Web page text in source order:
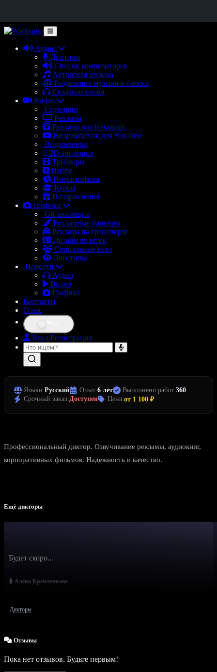
Аудио
Дикторы
Список композиторов
Авторская музыка
Разделение музыки и голоса
Создание песен
Видео
Сценарии
Реклама
Реклама для Instagram
Видеомонтаж для YouTube
Видеоклипы
2D анимация
Трейлеры
Интро
Инфографика
Курсы
Поздравления
Графика
Gif-анимация
Рекламные баннеры
Реклама на транспорте
Дизайн визиток
Социальные сети
Логотипы
Новости
Аудио
Видео
Графика
Контакты
О нас
Вход/Регистрация
Языки:Русский Опыт:6 лет Выполнено работ:360
Срочный заказ:Доступен Цена:от 1 100 ₽
Профессиональный диктор. Озвучивание рекламы, аудиокниг,
корпоративных фильмов. Надежность и качество.
Ещё дикторы
Алёна Кремленкова
Будет скоро...
Дикторы
Отзывы
Пока нет отзывов. Будьте первым!